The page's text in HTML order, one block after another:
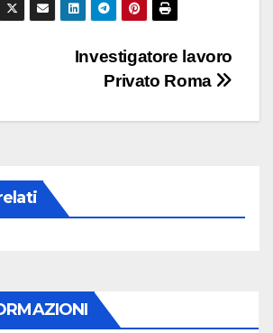
Investigatore lavoro
Privato Roma